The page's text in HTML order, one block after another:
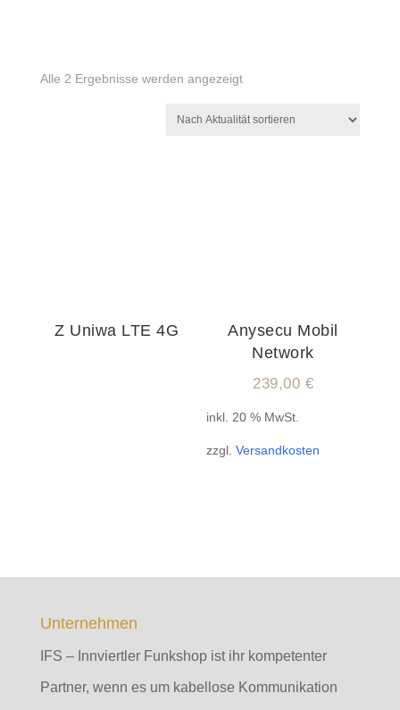
Alle 2 Ergebnisse werden angezeigtNach
sortiert
Z Uniwa LTE 4G
Anysecu Mobil
Network
239,00 €
inkl. 20 % MwSt.
zzgl.Versandkosten
Unternehmen
IFS – Innviertler Funkshop ist ihr kompetenter
Partner, wenn es um kabellose Kommunikation